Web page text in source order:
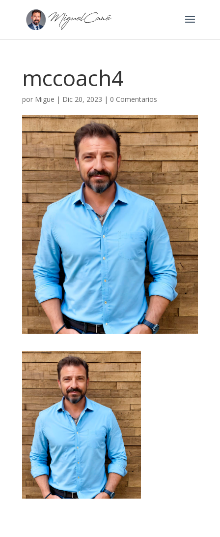
mccoach4
por Migue | Dic 20, 2023 | 0 Comentarios